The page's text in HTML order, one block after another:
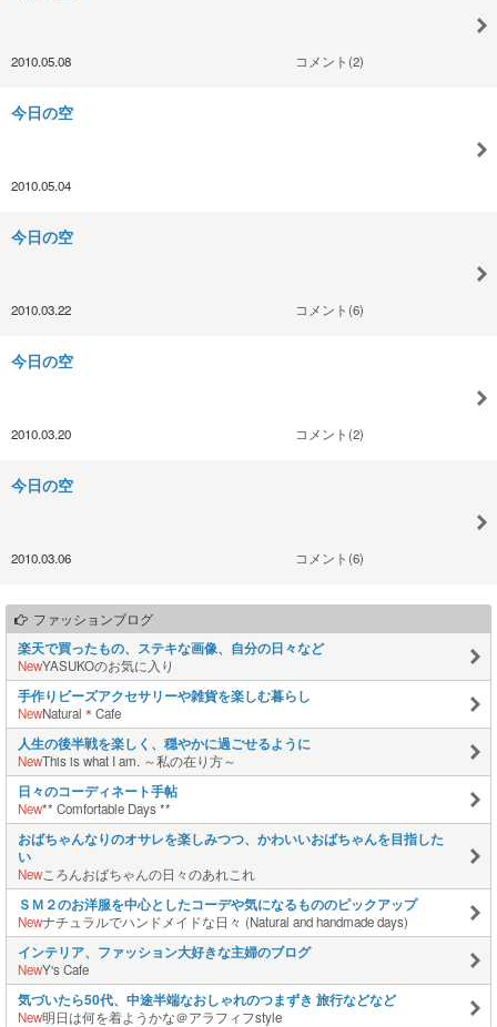
2010.05.08 コメント(2)
今日の空
2010.05.04
今日の空
2010.03.22 コメント(6)
今日の空
2010.03.20 コメント(2)
今日の空
2010.03.06 コメント(6)
ファッションブログ
楽天で買ったもの、ステキな画像、自分の日々など
NewYASUKOのお気に入り
手作りビーズアクセサリーや雑貨を楽しむ暮らし
NewNatural＊Cafe
人生の後半戦を楽しく、穏やかに過ごせるように
NewThis is what I am. ～私の在り方～
日々のコーディネート手帖
New** Comfortable Days **
おばちゃんなりのオサレを楽しみつつ、かわいいおばちゃんを目指した
い
Newころんおばちゃんの日々のあれこれ
ＳＭ２のお洋服を中心としたコーデや気になるもののピックアップ
Newナチュラルでハンドメイドな日々 (Natural and handmade days)
インテリア、ファッション大好きな主婦のブログ
NewY's Cafe
気づいたら50代、中途半端なおしゃれのつまずき 旅行などなど
New明日は何を着ようかな＠アラフィフstyle